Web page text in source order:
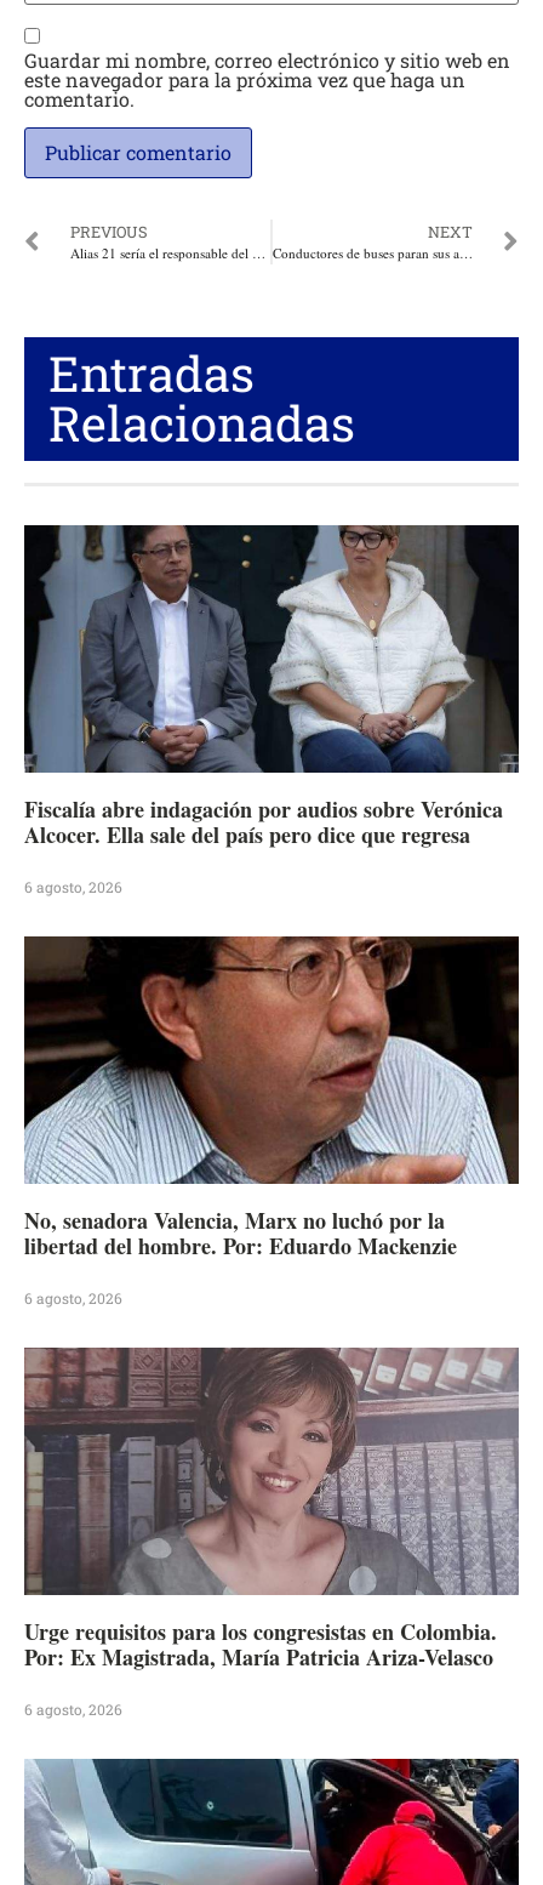
Guardar mi nombre, correo electrónico y sitio web en
este navegador para la próxima vez que haga un
comentario.
PREVIOUS
Alias 21 sería el responsable del atentado contra el conductor del bus de Transmecar: General Luis Carlos Hernández
NEXT
Conductores de buses paran sus actividades y bloquean las vías por el asesinato de 3 conductores
Entradas
Relacionadas
Fiscalía abre indagación por audios sobre Verónica
Alcocer. Ella sale del país pero dice que regresa
6 agosto, 2026
No, senadora Valencia, Marx no luchó por la
libertad del hombre. Por: Eduardo Mackenzie
6 agosto, 2026
Urge requisitos para los congresistas en Colombia.
Por: Ex Magistrada, María Patricia Ariza-Velasco
6 agosto, 2026